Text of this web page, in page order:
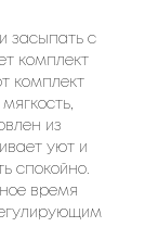
засыпать с
комплект
комплект
из
уют и
спокойно.
время